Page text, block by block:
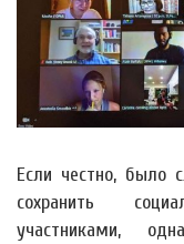
Если честно, было
сохранить
участниками,